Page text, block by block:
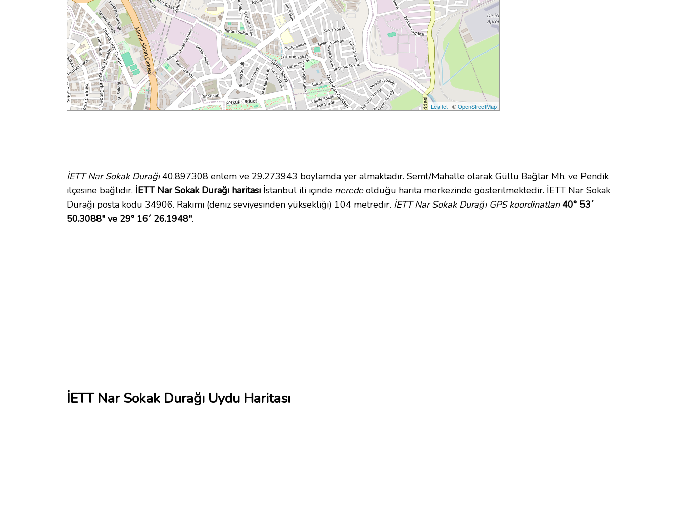
Leaflet | ©OpenStreetMap
İETT Nar Sokak Durağı40.897308 enlem ve 29.273943 boylamda yer almaktadır. Semt/Mahalle olarak Güllü Bağlar Mh. ve Pendik
ilçesine bağlıdır. İETT Nar Sokak Durağı haritası İstanbul ili içinde neredeolduğu harita merkezinde gösterilmektedir. İETT Nar Sokak
Durağı posta kodu 34906. Rakımı (deniz seviyesinden yüksekliği) 104 metredir. İETT Nar Sokak Durağı GPS koordinatları 40° 53´
50.3088" ve 29° 16´ 26.1948".
İETT Nar Sokak Durağı Uydu Haritası